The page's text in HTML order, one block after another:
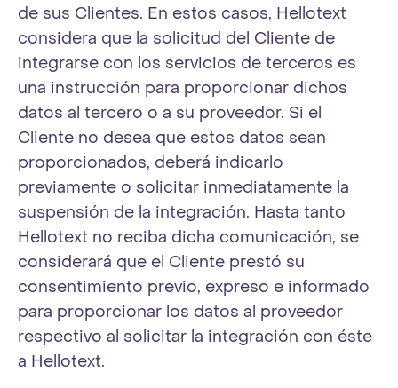
de sus Clientes. En estos casos, Hellotext
considera que la solicitud del Cliente de
integrarse con los servicios de terceros es
una instrucción para proporcionar dichos
datos al tercero o a su proveedor. Si el
Cliente no desea que estos datos sean
proporcionados, deberá indicarlo
previamente o solicitar inmediatamente la
suspensión de la integración. Hasta tanto
Hellotext no reciba dicha comunicación, se
considerará que el Cliente prestó su
consentimiento previo, expreso e informado
para proporcionar los datos al proveedor
respectivo al solicitar la integración con éste
a Hellotext.